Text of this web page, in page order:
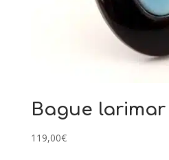
Bague larimar
119,00€